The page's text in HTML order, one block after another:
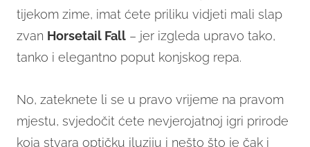
tijekom zime, imat ćete priliku vidjeti mali slap
zvan Horsetail Fall – jer izgleda upravo tako,
tanko i elegantno poput konjskog repa.
No, zateknete li se u pravo vrijeme na pravom
mjestu, svjedočit ćete nevjerojatnoj igri prirode
koja stvara optičku iluziju i nešto što je čak i